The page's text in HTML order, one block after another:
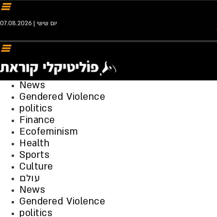
יום שישי | 07.08.2026
News
Gendered Violence
politics
Finance
Ecofeminism
Health
Sports
Culture
עולם
News
Gendered Violence
politics